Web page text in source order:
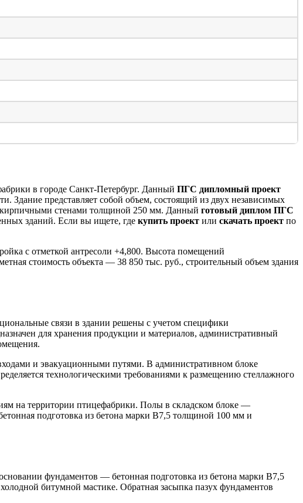
в городе Санкт-Петербург. Данный ПГС дипломный проект
Здание представляет собой объем, состоящий из двух независимых
кирпичными стенами толщиной 250 мм. Данный готовый диплом ПГС
зданий. Если вы ищете, где купить проект или скачать проект по
с отметкой антресоли +4,800. Высота помещений
стоимость объекта — 38 850 тыс. руб., строительный объем здания
связи в здании решены с учетом специфики
для хранения продукции и материалов, административный
и эвакуационными путями. В административном блоке
технологическими требованиями к размещению стеллажного
на территории птицефабрики. Полы в складском блоке —
подготовка из бетона марки В7,5 толщиной 100 мм и
фундаментов — бетонная подготовка из бетона марки В7,5
битумной мастике. Обратная засыпка пазух фундаментов